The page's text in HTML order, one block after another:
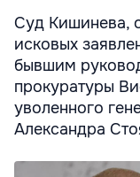
Суд Кишинева,
исковых
бывшим
прокуратуры
уволенного
Александра